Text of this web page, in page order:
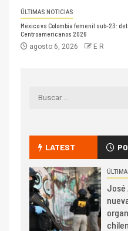
ÚLTIMAS NOTICIAS
México vs Colombia femenil sub-23:
Centroamericanos 2026
agosto 6, 2026 E R
LATEST
José